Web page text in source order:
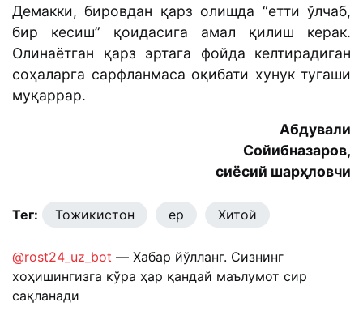
Демакки, бировдан қарз олишда “етти ўлчаб,
бир кесиш” қоидасига амал қилиш керак.
Олинаётган қарз эртага фойда келтирадиган
соҳаларга сарфланмаса оқибати хунук тугаши
муқаррар.
Абдували
Сойибназаров,
сиёсий шарҳловчи
Тег: Тожикистон ер Хитой
@rost24_uz_bot — Хабар йўлланг. Сизнинг
хоҳишингизга кўра ҳар қандай маълумот сир
сақланади